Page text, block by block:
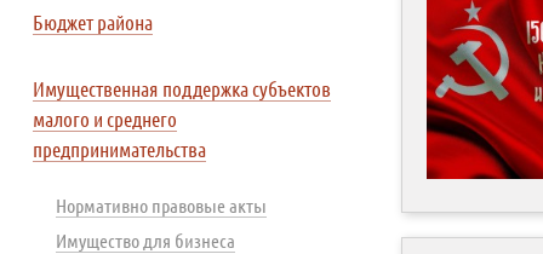
Бюджет района
Имущественная поддержка субъектов
малого и среднего
предпринимательства
Нормативно правовые акты
Имущество для бизнеса